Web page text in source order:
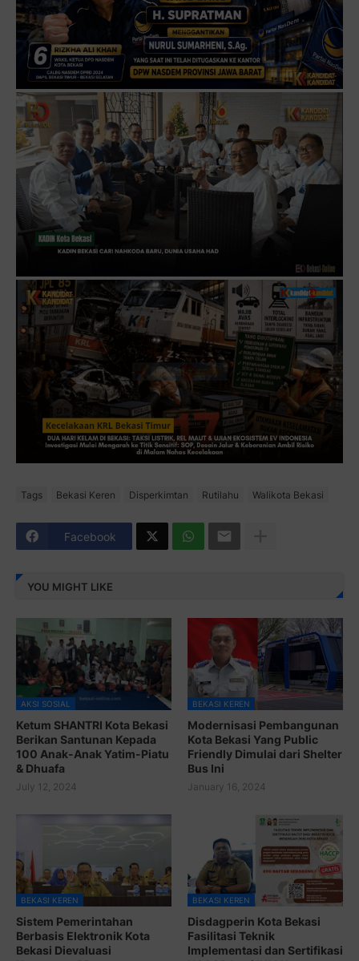
Tags Bekasi Keren Disperkimtan Rutilahu Walikota Bekasi
Facebook
YOU MIGHT LIKE
AKSI SOSIAL
Ketum SHANTRI Kota Bekasi
Berikan Santunan Kepada
100 Anak-Anak Yatim-Piatu
& Dhuafa
July 12, 2024
BEKASI KEREN
Modernisasi Pembangunan
Kota Bekasi Yang Public
Friendly Dimulai dari Shelter
Bus Ini
January 16, 2024
BEKASI KEREN
Sistem Pemerintahan
Berbasis Elektronik Kota
Bekasi Dievaluasi
BEKASI KEREN
Disdagperin Kota Bekasi
Fasilitasi Teknik
Implementasi dan Sertifikasi